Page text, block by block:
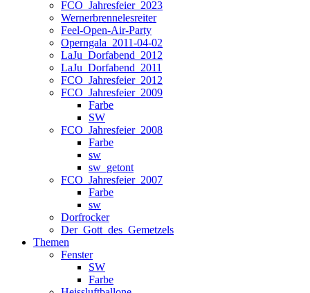
FCO_Jahresfeier_2023
Wernerbrennelesreiter
Feel-Open-Air-Party
Operngala_2011-04-02
LaJu_Dorfabend_2012
LaJu_Dorfabend_2011
FCO_Jahresfeier_2012
FCO_Jahresfeier_2009
Farbe
SW
FCO_Jahresfeier_2008
Farbe
sw
sw_getont
FCO_Jahresfeier_2007
Farbe
sw
Dorfrocker
Der_Gott_des_Gemetzels
Themen
Fenster
SW
Farbe